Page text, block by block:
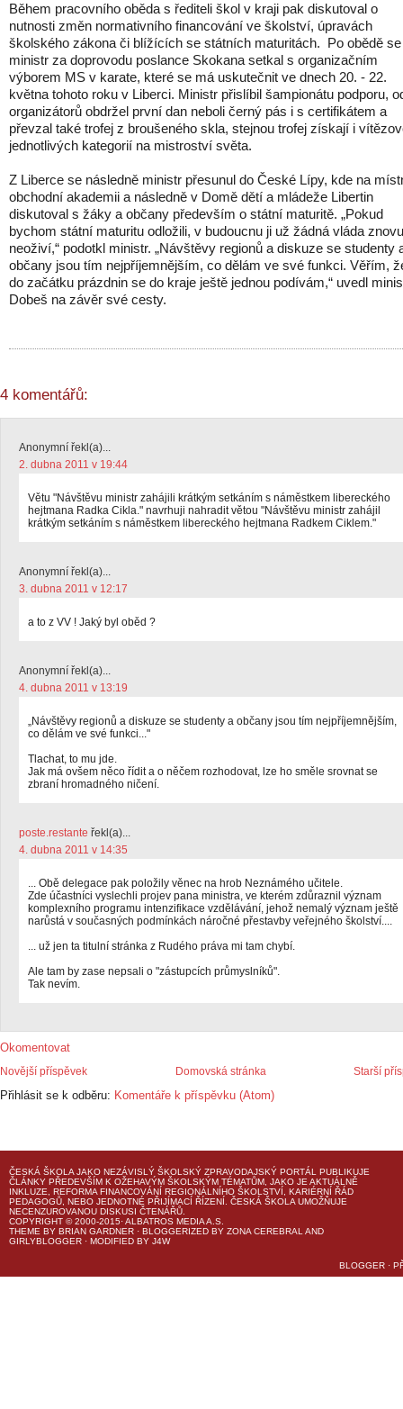
Během pracovního oběda s řediteli škol v kraji pak diskutoval o
nutnosti změn normativního financování ve školství, úpravách
školského zákona či blížících se státních maturitách. Po obědě se
ministr za doprovodu poslance Skokana setkal s organizačním
výborem MS v karate, které se má uskutečnit ve dnech 20. - 22.
května tohoto roku v Liberci. Ministr přislíbil šampionátu podporu,
organizátorů obdržel první dan neboli černý pás i s certifikátem a
převzal také trofej z broušeného skla, stejnou trofej získají i
jednotlivých kategorií na mistroství světa.
Z Liberce se následně ministr přesunul do České Lípy, kde na
obchodní akademii a následně v Domě dětí a mládeže Libertin
diskutoval s žáky a občany především o státní maturitě. „Pokud
bychom státní maturitu odložili, v budoucnu ji už žádná vláda znovu
neoživí,“ podotkl ministr. „Návštěvy regionů a diskuze se studenty
občany jsou tím nejpříjemnějším, co dělám ve své funkci. Věřím,
do začátku prázdnin se do kraje ještě jednou podívám,“ uvedl
Dobeš na závěr své cesty.
4 komentářů:
Anonymní řekl(a)...
2. dubna 2011 v 19:44
Větu "Návštěvu ministr zahájili krátkým setkáním s náměstkem libereckého
hejtmana Radka Cikla." navrhuji nahradit větou "Návštěvu ministr zahájil
krátkým setkáním s náměstkem libereckého hejtmana Radkem Ciklem."
Anonymní řekl(a)...
3. dubna 2011 v 12:17
a to z VV ! Jaký byl oběd ?
Anonymní řekl(a)...
4. dubna 2011 v 13:19
„Návštěvy regionů a diskuze se studenty a občany jsou tím nejpříjemnějším,
co dělám ve své funkci..."
Tlachat, to mu jde.
Jak má ovšem něco řídit a o něčem rozhodovat, lze ho směle srovnat se
zbraní hromadného ničení.
poste.restante řekl(a)...
4. dubna 2011 v 14:35
... Obě delegace pak položily věnec na hrob Neznámého učitele.
Zde účastníci vyslechli projev pana ministra, ve kterém zdůraznil význam
komplexního programu intenzifikace vzdělávání, jehož nemalý význam ještě
narůstá v současných podmínkách náročné přestavby veřejného školství....
... už jen ta titulní stránka z Rudého práva mi tam chybí.
Ale tam by zase nepsali o "zástupcích průmyslníků".
Tak nevím.
Okomentovat
Novější příspěvek Starší
Domovská stránka
Přihlásit se k odběru: Komentáře k příspěvku (Atom)
ČESKÁ ŠKOLA JAKO NEZÁVISLÝ ŠKOLSKÝ ZPRAVODAJSKÝ PORTÁL PUBLIKUJE
ČLÁNKY PŘEDEVŠÍM K OŽEHAVÝM ŠKOLSKÝM TÉMATŮM, JAKO JE AKTUÁLNĚ
INKLUZE, REFORMA FINANCOVÁNÍ REGIONÁLNÍHO ŠKOLSTVÍ, KARIÉRNÍ ŘÁD
PEDAGOGŮ, NEBO JEDNOTNÉ PŘIJÍMACÍ ŘÍZENÍ. ČESKÁ ŠKOLA UMOŽŇUJE
NECENZUROVANOU DISKUSI ČTENÁŘŮ.
COPYRIGHT © 2000-2015· ALBATROS MEDIA A.S.
THEME BY BRIAN GARDNER · BLOGGERIZED BY ZONA CEREBRAL AND
GIRLYBLOGGER · MODIFIED BY J4W
BLOGGER ·